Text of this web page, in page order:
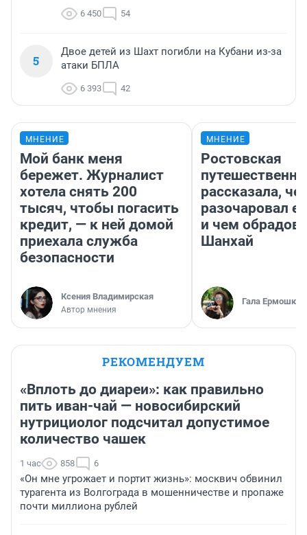
6 450 54
5
Двое детей из Шахт погибли на Кубани из-за
атаки БПЛА
6 393 42
МНЕНИЕ
Мой банк меня
бережет. Журналист
хотела снять 200
тысяч, чтобы погасить
кредит, — к ней домой
приехала служба
безопасности
Ксения Владимирская
Автор мнения
МНЕНИЕ
Ростовская
рассказала,
разочаровал
и чем
Шанхай
Гала
РЕКОМЕНДУЕМ
«Вплоть до диареи»: как правильно
пить иван-чай — новосибирский
нутрициолог подсчитал допустимое
количество чашек
1 час 858 6
«Он мне угрожает и портит жизнь»: москвич обвинил
турагента из Волгограда в мошенничестве и пропаже
почти миллиона рублей